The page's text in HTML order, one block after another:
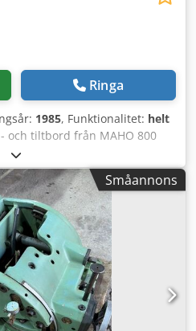
Ringa
1985, Funktionalitet: helt
och tiltbord från MAHO 800
handratt Dedpfxeb I Irwj Ab
Småannons